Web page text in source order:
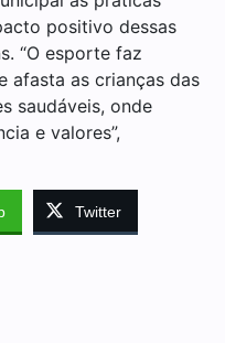
positivo dessas
“O esporte faz
afasta as crianças das
saudáveis, onde
e valores”,
Twitter